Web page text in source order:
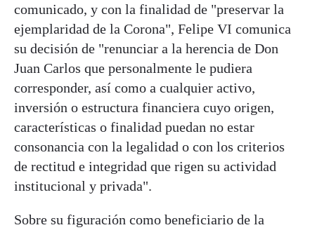
comunicado, y con la finalidad de "preservar la
ejemplaridad de la Corona", Felipe VI comunica
su decisión de "renunciar a la herencia de Don
Juan Carlos que personalmente le pudiera
corresponder, así como a cualquier activo,
inversión o estructura financiera cuyo origen,
características o finalidad puedan no estar
consonancia con la legalidad o con los criterios
de rectitud e integridad que rigen su actividad
institucional y privada".
Sobre su figuración como beneficiario de la